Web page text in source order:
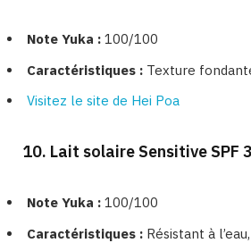
Note Yuka : 100/100
Caractéristiques : Texture
Visitez le site de Hei Poa
10. Lait solaire Sensitive SPF
Note Yuka : 100/100
Caractéristiques : Résistant à